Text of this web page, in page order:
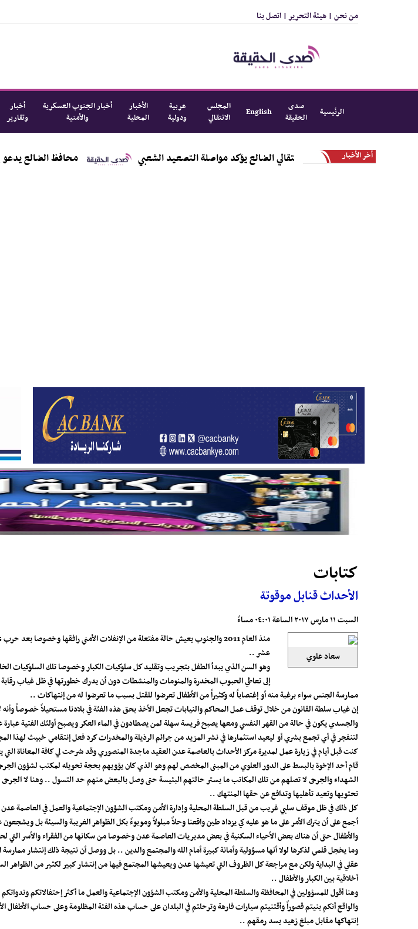
من نحن | هيئة التحرير | اتصل بنا
الرئيسية
صدى
الحقيقة
English
المجلس
الانتقالي
عربية
ودولية
الأخبار
المحلية
أخبار الجنوب العسكرية
والأمنية
أخبار
وتقارير
أخر الأخبار
في اجتماع موسع .. انتقالي الضالع يؤكد مواصلة التصعيد الشعبي محافظ الضالع يدعو إلى
كتابات
الأحداث قنابل موقوتة
السبت ١١ مارس ٢٠١٧ الساعة ٠٤:٠١ مساءً
سعاد علوي
عشر ..
وهو السن الذي يبدأ الطفل بتجريب وتقليد كل سلوكيات الكبار وخصوصا تلك السلوكيات
إلى تعاطي الحبوب المخدرة والمنومات والمنشطات دون أن يدرك خطورتها في ظل غياب رقابة
ممارسة الجنس سواء برغبة منه أو إغتصاباً له وكثيراً من الأطفال تعرضوا للقتل بسبب ما تعرضوا له من إنتهاكات ..
إن غياب سلطة القانون من خلال توقف عمل المحاكم والنيابات تجعل الأخذ بحق هذه الفئة في بلادنا مستحيلاً خصوصاً
والجسدي يكون في حالة من القهر النفسي ومعها يصبح فريسة سهلة لمن يصطادون في الماء العكر ويصبح أولئك الفتية
لتنفجر في أي تجمع بشري أو ليعيد استثمارها في نشر المزيد من جرائم الرذيلة والمخدرات كرد فعل إنتقامي خبيث لهذا
كنت قبل أيام في زيارة عمل لمديرة مركز الأحداث بالعاصمة عدن العقيد ماجدة المنصوري وقد شرحت لي كافة المعاناة
قام أحد الإخوة بالبسط على الدور العلوي من المبنى المخصص لهم وهو الذي كان يؤويهم بحجة تحويله لمكتب لشؤون
الشهداء والجرحى لا تصلهم من تلك المكاتب ما يستر حالتهم البئيسة حتى وصل بالبعض منهم حد التسول .. وهنا لا الجرحى
تحتويها وتعيد تأهليها وتدافع عن حقها المنتهك ..
كل ذلك في ظل موقف سلبي غريب من قبل السلطة المحلية وإدارة الأمن ومكتب الشؤون الإجتماعية والعمل في العاصمة
أجمع على أن يترك الأمر على ما هو عليه كي يزداد طين واقعنا وحلاً مبلولاً وموبوءً بكل الظواهر الغريبة والسيئة بل
والأطفال حتى أن هناك بعض الأحياء السكنية في بعض مديريات العاصمة عدن وخصوصا من سكانها من الفقراء والأسر التي
وما يخجل قلمي لذكرها لولا أنها مسؤولية وأمانة كبيرة أمام الله والمجتمع والدين .. بل ووصل أن نتيجة ذلك إنتشار
عقلي في البداية ولكن مع مراجعة كل الظروف التي تعيشها عدن ويعيشها المجتمع فيها من إنتشار كبير لكثير من الظواهر
أخلاقية بين الكبار والأطفال ..
وهنا أقول للمسؤولين في المحافظة والسلطة المحلية والأمن ومكتب الشؤون الإجتماعية والعمل ما أكثر إحتفالاتكم
والواقع أنكم بنيتم قصوراً وأقتنيتم سيارات فارهة وترحلتم في البلدان على حساب هذه الفئة المظلومة وعلى حساب
إنتهاكها مقابل مبلغ زهيد يسد رمقهم ..